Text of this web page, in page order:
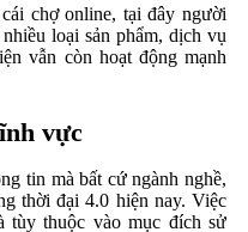
chợ online, tại đây người
loại sản phẩm, dịch vụ
vẫn còn hoạt động mạnh
vực
tin mà bất cứ ngành nghề,
thời đại 4.0 hiện nay. Việc
tùy thuộc vào mục đích sử